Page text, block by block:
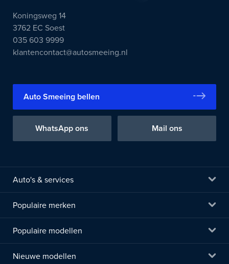
Koningsweg 14
3762 EC Soest
035 603 9999
klantencontact@autosmeeing.nl
Auto Smeeing bellen
WhatsApp ons Mail ons
Auto's & services
Populaire merken
Populaire modellen
Nieuwe modellen